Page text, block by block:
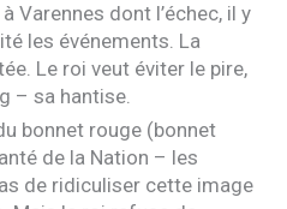
Varennes dont l’échec, il y
les événements. La
Le roi veut éviter le pire,
– sa hantise.
bonnet rouge (bonnet
de la Nation – les
de ridiculiser cette image